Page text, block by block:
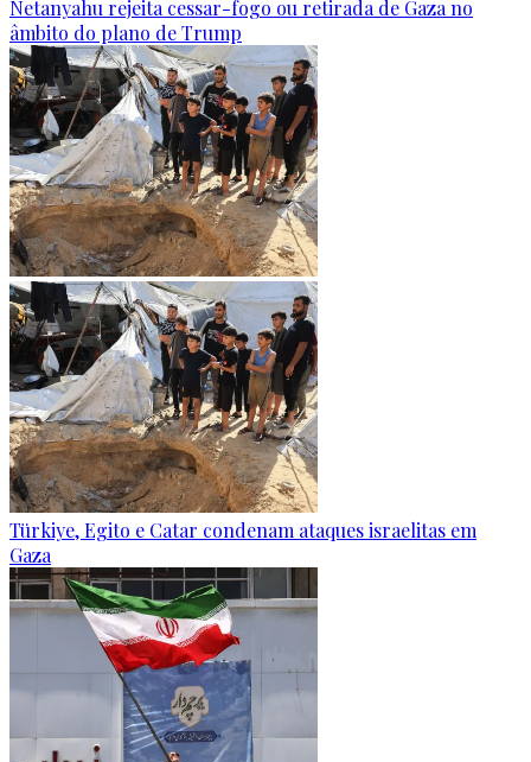
Netanyahu rejeita cessar-fogo ou retirada de Gaza no
âmbito do plano de Trump
Türkiye, Egito e Catar condenam ataques israelitas em
Gaza